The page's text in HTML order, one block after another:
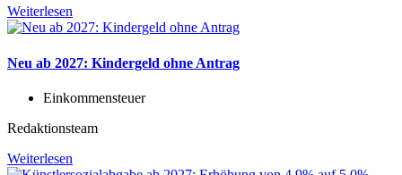
Weiterlesen
Neu ab 2027: Kindergeld ohne Antrag
Einkommensteuer
Redaktionsteam
Weiterlesen